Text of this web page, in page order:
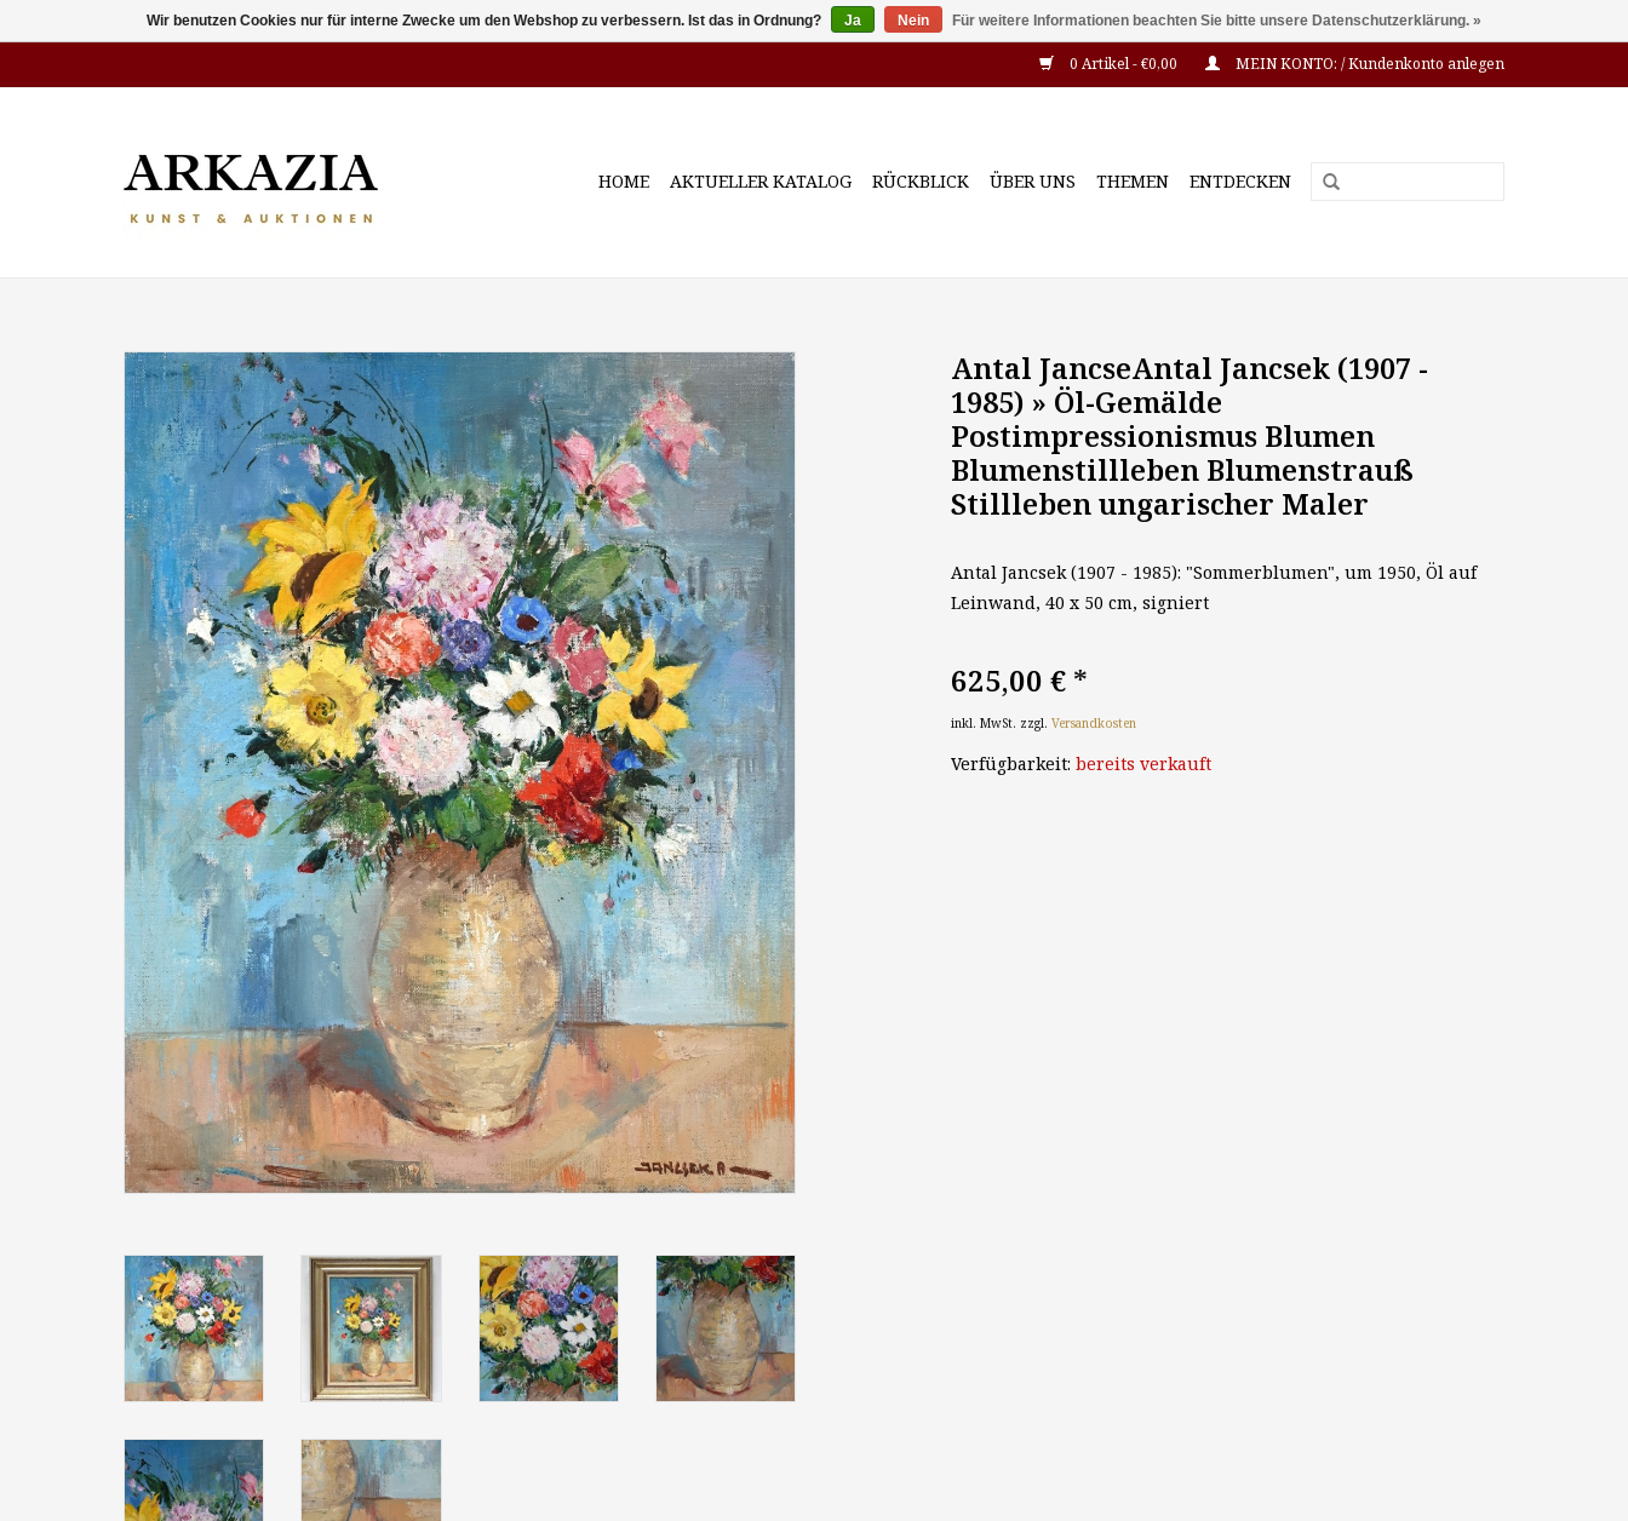
0 Artikel - €0,00 MEIN KONTO: / Kundenkonto anlegen
HOME AKTUELLER KATALOG RÜCKBLICK ÜBER UNS THEMEN ENTDECKEN
Antal JancseAntal Jancsek (1907 -
1985) » Öl-Gemälde
Postimpressionismus Blumen
Blumenstillleben Blumenstrauß
Stillleben ungarischer Maler
Antal Jancsek (1907 - 1985): "Sommerblumen", um 1950, Öl auf
Leinwand, 40 x 50 cm, signiert
625,00 € *
inkl. MwSt. zzgl. Versandkosten
Verfügbarkeit: bereits verkauft
Wir benutzen Cookies nur für interne Zwecke um den Webshop zu verbessern. Ist das in Ordnung? Ja Nein Für weitere Informationen beachten Sie bitte unsere Datenschutzerklärung. »